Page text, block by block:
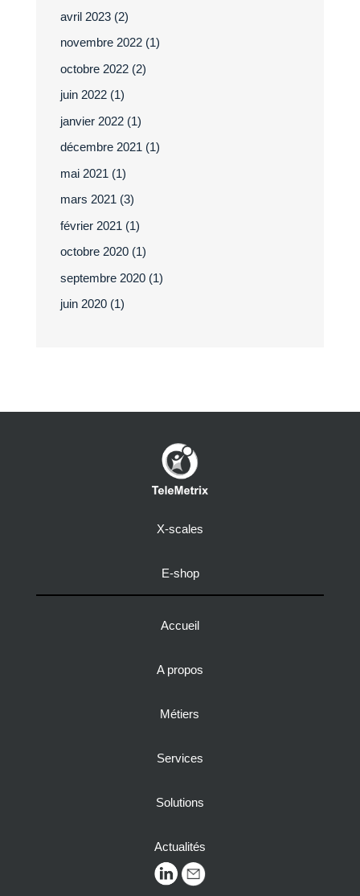
avril 2023(2)
novembre 2022(1)
octobre 2022(2)
juin 2022(1)
janvier 2022(1)
décembre 2021 (1)
mai 2021 (1)
mars 2021 (3)
février 2021 (1)
octobre 2020(1)
septembre 2020(1)
juin 2020(1)
X-scales
E-shop
Accueil
A propos
Métiers
Services
Solutions
Actualités